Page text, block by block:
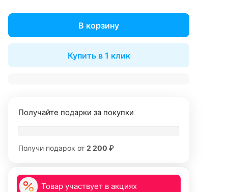
В корзину
Купить в 1 клик
Получайте подарки за покупки
Получи подарок от 2 200 ₽
Товар участвует в акциях